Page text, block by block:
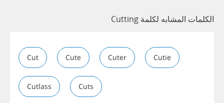
الكلمات المشابه لكلمة Cutting
Cut Cute Cuter Cutie
Cutlass Cuts